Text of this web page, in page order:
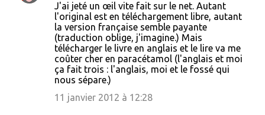
J'ai jeté un œil vite fait sur le net. Autant
l'original est en téléchargement libre, autant
la version française semble payante
(traduction oblige, j'imagine.) Mais
télécharger le livre en anglais et le lire va me
coûter cher en paracétamol (l'anglais et moi
ça fait trois : l'anglais, moi et le fossé qui
nous sépare.)
11 janvier 2012 à 12:28